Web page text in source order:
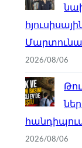
2026/08/06
2026/08/06